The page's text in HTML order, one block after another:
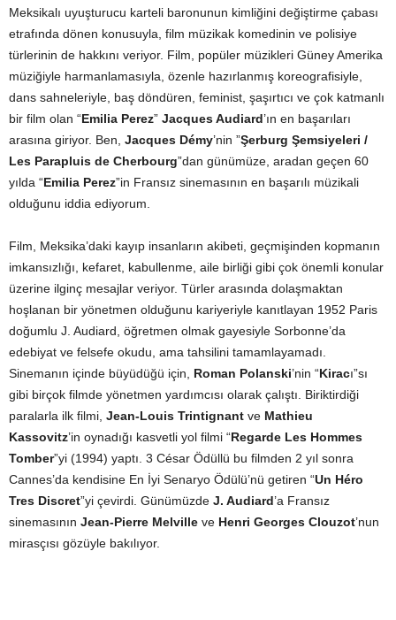
Meksikalı uyuşturucu karteli baronunun kimliğini değiştirme çabası
etrafında dönen konusuyla, film müzikak komedinin ve polisiye
türlerinin de hakkını veriyor. Film, popüler müzikleri Güney Amerika
müziğiyle harmanlamasıyla, özenle hazırlanmış koreografisiyle,
dans sahneleriyle, baş döndüren, feminist, şaşırtıcı ve çok katmanlı
bir film olan “Emilia Perez” Jacques Audiard’ın en başarıları
arasına giriyor. Ben, Jacques Démy’nin ”Şerburg Şemsiyeleri /
Les Parapluis de Cherbourg”dan günümüze, aradan geçen 60
yılda “Emilia Perez”in Fransız sinemasının en başarılı müzikali
olduğunu iddia ediyorum.
Film, Meksika’daki kayıp insanların akibeti, geçmişinden kopmanın
imkansızlığı, kefaret, kabullenme, aile birliği gibi çok önemli konular
üzerine ilginç mesajlar veriyor. Türler arasında dolaşmaktan
hoşlanan bir yönetmen olduğunu kariyeriyle kanıtlayan 1952 Paris
doğumlu J. Audiard, öğretmen olmak gayesiyle Sorbonne’da
edebiyat ve felsefe okudu, ama tahsilini tamamlayamadı.
Sinemanın içinde büyüdüğü için, Roman Polanski’nin “Kiracı”sı
gibi birçok filmde yönetmen yardımcısı olarak çalıştı. Biriktirdiği
paralarla ilk filmi, Jean-Louis Trintignant ve Mathieu
Kassovitz’in oynadığı kasvetli yol filmi “Regarde Les Hommes
Tomber”yi (1994) yaptı. 3 César Ödüllü bu filmden 2 yıl sonra
Cannes’da kendisine En İyi Senaryo Ödülü’nü getiren “Un Héro
Tres Discret”yi çevirdi. Günümüzde J. Audiard’a Fransız
sinemasının Jean-Pierre Melville ve Henri Georges Clouzot’nun
mirasçısı gözüyle bakılıyor.